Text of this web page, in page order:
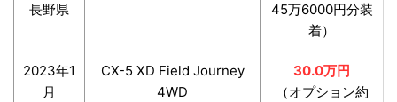
長野県
45万6000円分装
着）
2023年1
月
CX-5 XD Field Journey
4WD
30.0万円
（オプション約